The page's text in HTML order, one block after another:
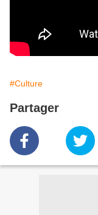
#Culture
Partager